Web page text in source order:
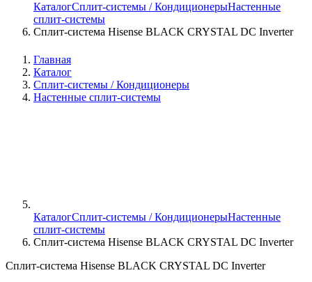
КаталогСплит-системы / КондиционерыНастенные
сплит-системы
Сплит-система Hisense BLACK CRYSTAL DC Inverter
Главная
Каталог
Сплит-системы / Кондиционеры
Настенные сплит-системы
КаталогСплит-системы / КондиционерыНастенные
сплит-системы
Сплит-система Hisense BLACK CRYSTAL DC Inverter
Сплит-система Hisense BLACK CRYSTAL DC Inverter